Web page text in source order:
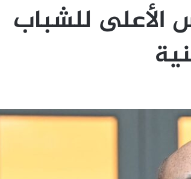
الأعلى للشباب